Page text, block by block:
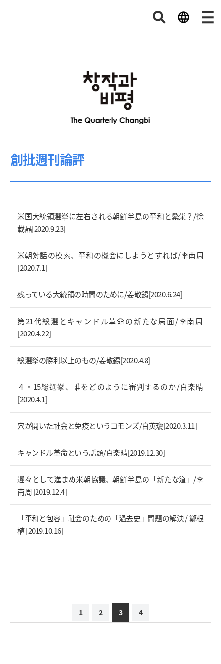
創批週刊論評
米国大統領選挙に左右される朝鮮半島の平和と繁栄？/徐
載晶[2020.9.23]
米朝対話の模索、平和の機会にしようとすれば/李南周
[2020.7.1]
残っている大統領の時間のために/姜敬錫[2020.6.24]
第21代総選とキャンドル革命の新たな局面/李南周
[2020.4.22]
総選挙の勝利以上のもの/姜敬錫[2020.4.8]
４・15総選挙、誰をどのように審判するのか/白楽晴
[2020.4.1]
穴が開いた社会と免疫というコモンズ/白英瓊[2020.3.11]
キャンドル革命という話頭/白楽晴[2019.12.30]
遅々として進まぬ米朝協議、朝鮮半島の「新たな道」/李
南周 [2019.12.4]
「平和と包容」社会のための「過去史」問題の解決 / 鄭根
植 [2019.10.16]
1 2 3 4